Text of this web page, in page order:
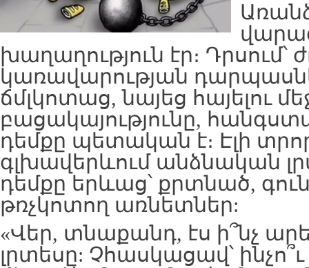
խաղաղություն էր։ Դրսում՝
կառավարության
ճմլկոտաց, նայեց հայելու
բացակայությունը,
դեմքը պետական է։ Էլի
գլխավերևում անձնական
դեմքը երևաց՝ քրտնած,
թռչկոտող առնետներ:
«Վեր, տնաքանդ, էս ի՞նչ
լրտեսը: Չհասկացավ՝